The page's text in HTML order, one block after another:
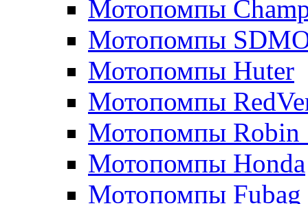
Мотопомпы
Мотопомпы
Мотопомпы Huter
Мотопомпы
Мотопомпы Robin
Мотопомпы Honda
Мотопомпы Fubag